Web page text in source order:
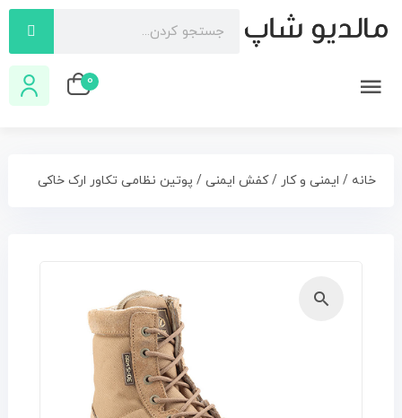
0
خانه / ایمنی و کار /کفش ایمنی/ پوتین نظامی تکاور ارک خاکی